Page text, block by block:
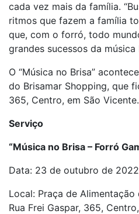
cada vez mais da família.
ritmos que fazem a família
que, com o forró, todo
grandes sucessos da música
O “Música no Brisa”
do Brisamar Shopping, que
365, Centro, em São Vicente.
Serviço
“Música no Brisa – Forró
Data: 23 de outubro de
Local: Praça de
Rua Frei Gaspar, 365,